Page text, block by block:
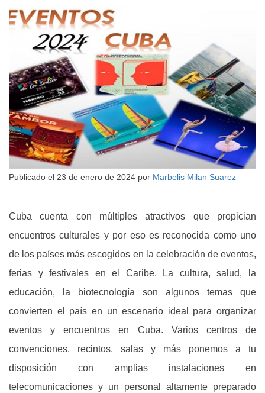
Publicado el 23 de enero de 2024 por Marbelis Milan Suarez
Cuba cuenta con múltiples atractivos que propician
encuentros culturales y por eso es reconocida como uno
de los países más escogidos en la celebración de eventos,
ferias y festivales en el Caribe. La cultura, salud, la
educación, la biotecnología son algunos temas que
convierten el país en un escenario ideal para organizar
eventos y encuentros en Cuba. Varios centros de
convenciones, recintos, salas y más ponemos a tu
disposición con amplias instalaciones en
telecomunicaciones y un personal altamente preparado